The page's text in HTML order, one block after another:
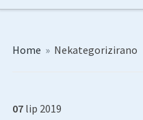
Home » Nekategorizirano
07 lip 2019